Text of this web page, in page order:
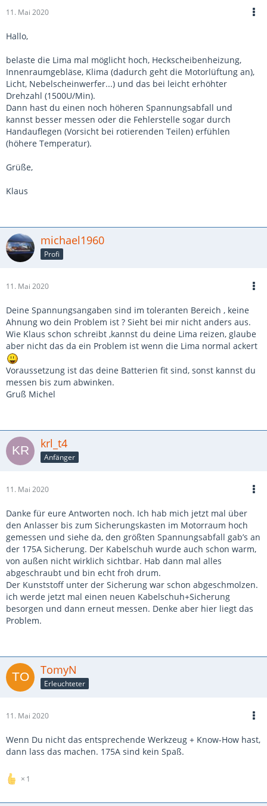
11. Mai 2020
Hallo,
belaste die Lima mal möglicht hoch, Heckscheibenheizung,
Innenraumgebläse, Klima (dadurch geht die Motorlüftung an),
Licht, Nebelscheinwerfer...) und das bei leicht erhöhter
Drehzahl (1500U/Min).
Dann hast du einen noch höheren Spannungsabfall und
kannst besser messen oder die Fehlerstelle sogar durch
Handauflegen (Vorsicht bei rotierenden Teilen) erfühlen
(höhere Temperatur).
Grüße,
Klaus
michael1960
Profi
11. Mai 2020
Deine Spannungsangaben sind im toleranten Bereich , keine
Ahnung wo dein Problem ist ? Sieht bei mir nicht anders aus.
Wie Klaus schon schreibt ,kannst du deine Lima reizen, glaube
aber nicht das da ein Problem ist wenn die Lima normal ackert
Voraussetzung ist das deine Batterien fit sind, sonst kannst du
messen bis zum abwinken.
Gruß Michel
krl_t4
Anfänger
11. Mai 2020
Danke für eure Antworten noch. Ich hab mich jetzt mal über
den Anlasser bis zum Sicherungskasten im Motorraum hoch
gemessen und siehe da, den größten Spannungsabfall gab’s an
der 175A Sicherung. Der Kabelschuh wurde auch schon warm,
von außen nicht wirklich sichtbar. Hab dann mal alles
abgeschraubt und bin echt froh drum.
Der Kunststoff unter der Sicherung war schon abgeschmolzen.
ich werde jetzt mal einen neuen Kabelschuh+Sicherung
besorgen und dann erneut messen. Denke aber hier liegt das
Problem.
TomyN
Erleuchteter
11. Mai 2020
Wenn Du nicht das entsprechende Werkzeug + Know-How hast,
dann lass das machen. 175A sind kein Spaß.
1